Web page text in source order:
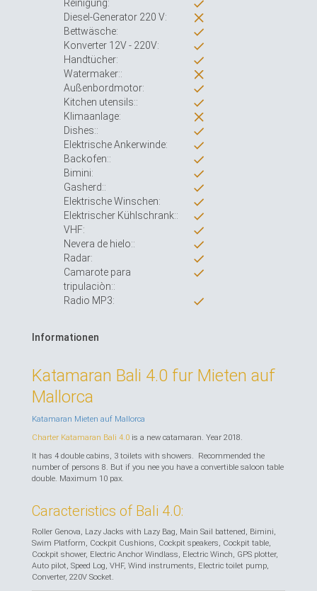
Reinigung:
Diesel-Generator 220 V:
Bettwäsche:
Konverter 12V - 220V:
Handtücher:
Watermaker::
Außenbordmotor:
Kitchen utensils::
Klimaanlage:
Dishes::
Elektrische Ankerwinde:
Backofen::
Bimini:
Gasherd::
Elektrische Winschen:
Elektrischer Kühlschrank::
VHF:
Nevera de hielo::
Radar:
Camarote para
tripulaciòn::
Radio MP3:
Informationen
Katamaran Bali 4.0 fur Mieten auf
Mallorca
Katamaran Mieten auf Mallorca
Charter Katamaran Bali 4.0 is a new catamaran. Year 2018.
It has 4 double cabins, 3 toilets with showers. Recommended the
number of persons 8. But if you nee you have a convertible saloon table
double. Maximum 10 pax.
Caracteristics of Bali 4.0:
Roller Genova, Lazy Jacks with Lazy Bag, Main Sail battened, Bimini,
Swim Platform, Cockpit Cushions, Cockpit speakers, Cockpit table,
Cockpit shower, Electric Anchor Windlass, Electric Winch, GPS plotter,
Auto pilot, Speed Log, VHF, Wind instruments, Electric toilet pump,
Converter, 220V Socket.